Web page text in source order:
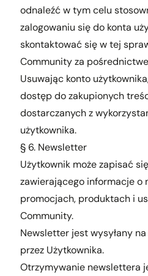
odnaleźć w tym celu
zalogowaniu się do konta
skontaktować się w tej
Community za
Usuwając konto
dostęp do zakupionych
dostarczanych z
użytkownika.
§ 6. Newsletter
Użytkownik może zapisać
zawierającego informacje o
promocjach, produktach i
Community.
Newsletter jest wysyłany
przez Użytkownika.
Otrzymywanie newslettera